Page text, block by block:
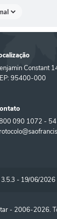
Constant
95400-000
090 1072 -
3.5.3 - 19/06/2026
- 2006-2026.